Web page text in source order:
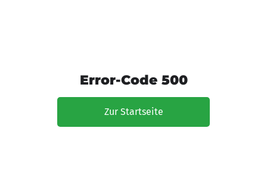
Error-Code 500
Zur Startseite